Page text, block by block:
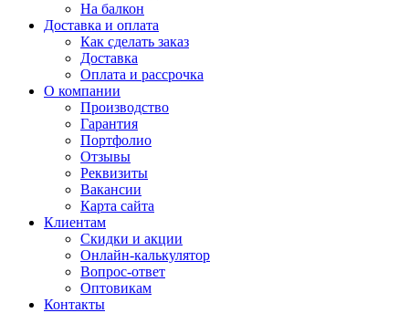
На балкон
Доставка и оплата
Как сделать заказ
Доставка
Оплата и рассрочка
О компании
Производство
Гарантия
Портфолио
Отзывы
Реквизиты
Вакансии
Карта сайта
Клиентам
Скидки и акции
Онлайн-калькулятор
Вопрос-ответ
Оптовикам
Контакты